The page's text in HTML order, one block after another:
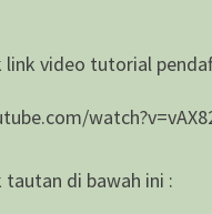
link video tutorial
tautan di bawah ini :